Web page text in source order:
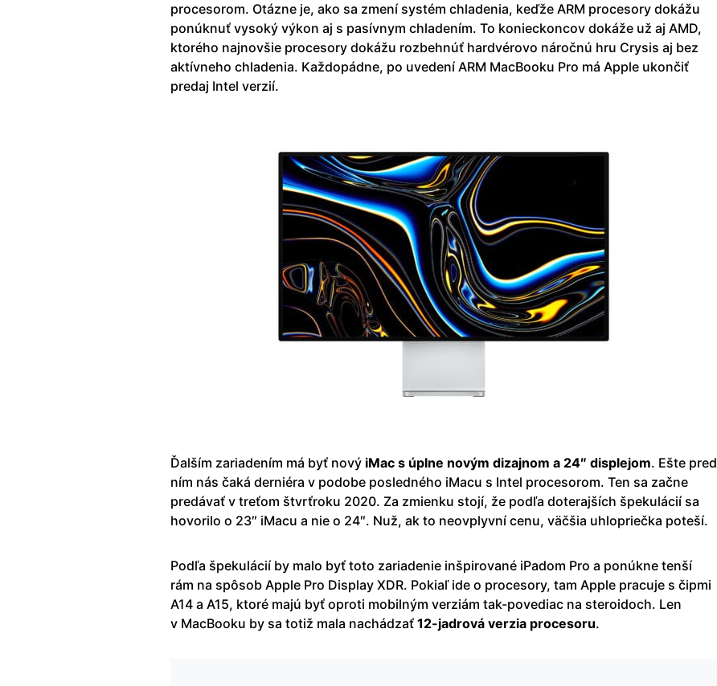
procesorom. Otázne je, ako sa zmení systém chladenia, keďže ARM procesory dokážu
ponúknuť vysoký výkon aj s pasívnym chladením. To konieckoncov dokáže už aj AMD,
ktorého najnovšie procesory dokážu rozbehnúť hardvérovo náročnú hru Crysis aj bez
aktívneho chladenia. Každopádne, po uvedení ARM MacBooku Pro má Apple ukončiť
predaj Intel verzií.
Ďalším zariadením má byť nový iMac s úplne novým dizajnom a 24″ displejom. Ešte pred
ním nás čaká derniéra v podobe posledného iMacu s Intel procesorom. Ten sa začne
predávať v treťom štvrťroku 2020. Za zmienku stojí, že podľa doterajších špekulácií sa
hovorilo o 23″ iMacu a nie o 24″. Nuž, ak to neovplyvní cenu, väčšia uhlopriečka poteší.
Podľa špekulácií by malo byť toto zariadenie inšpirované iPadom Pro a ponúkne tenší
rám na spôsob Apple Pro Display XDR. Pokiaľ ide o procesory, tam Apple pracuje s čipmi
A14 a A15, ktoré majú byť oproti mobilným verziám tak-povediac na steroidoch. Len
v MacBooku by sa totiž mala nachádzať 12-jadrová verzia procesoru.